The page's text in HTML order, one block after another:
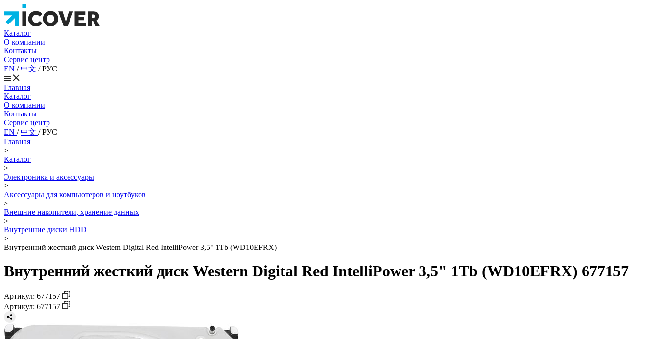
Каталог
О компании
Контакты
Сервис центр
EN /中文 /РУС
Главная
Каталог
О компании
Контакты
Сервис центр
EN /中文 /РУС
Главная
>
Каталог
>
Электроника и аксессуары
>
Аксессуары для компьютеров и ноутбуков
>
Внешние накопители, хранение данных
>
Внутренние диски HDD
>
Внутренний жесткий диск Western Digital Red IntelliPower 3,5" 1Tb (WD10EFRX)
Внутренний жесткий диск Western Digital Red IntelliPower 3,5" 1Tb (WD10EFRX) 677157
Артикул: 677157
Артикул: 677157